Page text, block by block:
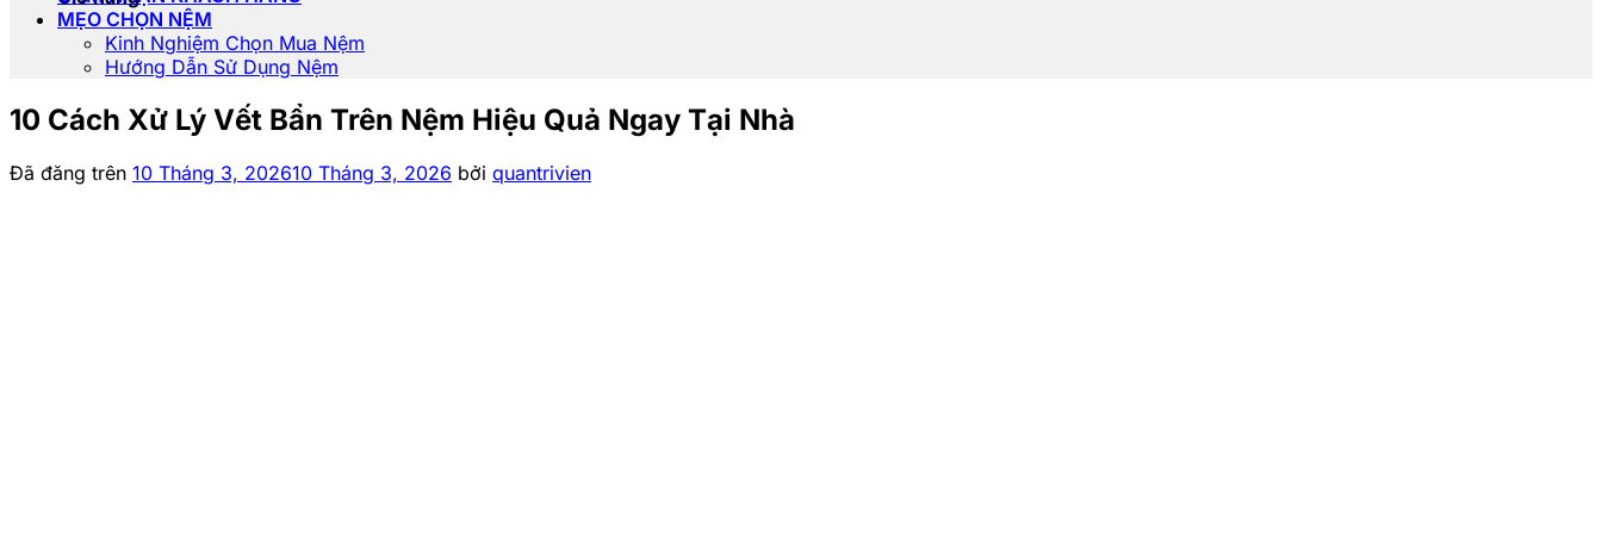
MẸO CHỌN NỆM
Kinh Nghiệm Chọn Mua Nệm
Hướng Dẫn Sử Dụng Nệm
10 Cách Xử Lý Vết Bẩn Trên Nệm Hiệu Quả Ngay Tại Nhà
Đã đăng trên 10 Tháng 3, 202610 Tháng 3, 2026 bởi quantrivien